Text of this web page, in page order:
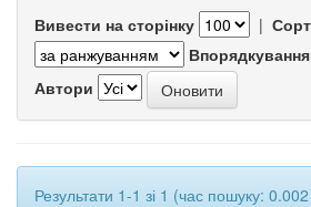
Вивести на сторінку |
Впорядкування
Автори
Результати 1-1 зі 1 (час пошуку: